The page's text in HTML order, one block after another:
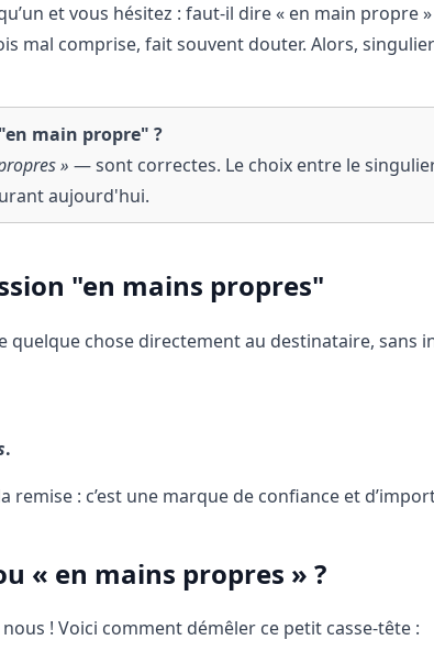
et vous hésitez : faut-il dire « en main propre »
mal comprise, fait souvent douter. Alors,
main propre" ?
» — sont correctes. Le choix entre le
aujourd'hui.
"en mains propres"
quelque chose directement au destinataire, sans
.
: c’est une marque de confiance et
« en mains propres » ?
! Voici comment démêler ce petit casse-tête :